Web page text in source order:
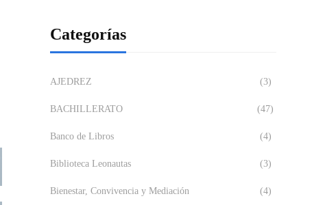
Categorías
AJEDREZ (3)
BACHILLERATO (47)
Banco de Libros (4)
Biblioteca Leonautas (3)
Bienestar, Convivencia y Mediación (4)